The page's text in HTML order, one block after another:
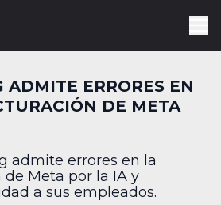
ADMITE ERRORES EN
DE META
admite errores en la
Meta por la IA y
a sus empleados.